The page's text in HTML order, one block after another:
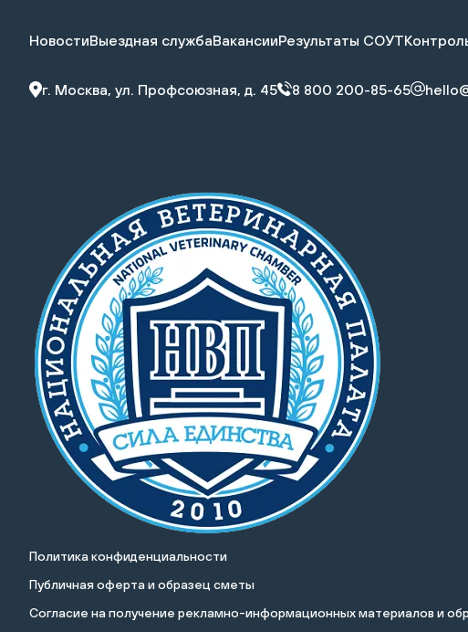
НовостиВыездная службаВакансииРезультаты СОУТ
г. Москва, ул. Профсоюзная, д. 45 8 800 200-85-65
Политика конфиденциальности
Публичная оферта и образец сметы
Cогласие на получение рекламно-информационных материалов и